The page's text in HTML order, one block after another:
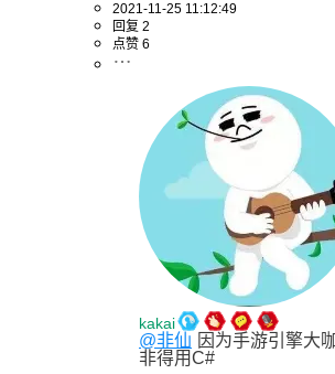
2021-11-25 11:12:49
回复 2
点赞 6
kakai
@非仙 因为手游引擎大
非得用C#